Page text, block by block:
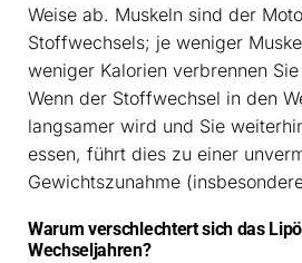
Weise ab. Muskeln sind der
Stoffwechsels; je weniger
weniger Kalorien verbrennen
Wenn der Stoffwechsel in den
langsamer wird und Sie
essen, führt dies zu einer
Gewichtszunahme
Warum verschlechtert sich das
Wechseljahren?